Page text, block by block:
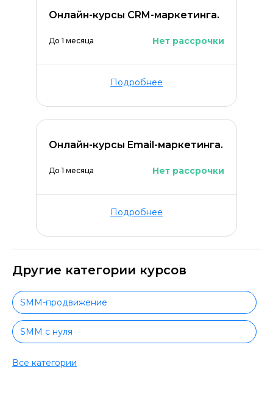
Онлайн-курсы CRM-маркетинга.
До 1 месяца Нет рассрочки
Подробнее
Онлайн-курсы Email-маркетинга.
До 1 месяца Нет рассрочки
Подробнее
Другие категории курсов
SMM-продвижение
SMM с нуля
SMM с сертификатом
Все категории